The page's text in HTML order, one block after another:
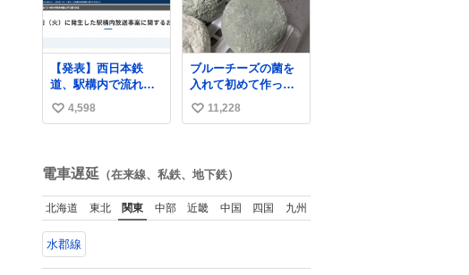
あってたし)最近嬉し
かったのはこれ
数
数
【発表】西日本鉄
道、駅構内で流れ
た“不適切音声”に声
明「被害届も検討」
西鉄福岡（天神）駅
および薬院駅で発生
した駅構内放送事案
について声明を公表
した。「第三者によ
って駅構内放送設備
に外部から不正に音
い
数
4,598
ブルーチーズの菌を
入れて初めて作って
みたチーズなんだけ
ど 本能でちょっとヤ
い
数
11,228
電車遅延 （在来線、私鉄、地下鉄）
北海道 東北 関東 中部 近畿 中国 四国 九州
水郡線